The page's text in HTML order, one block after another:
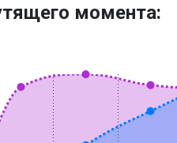
момента: